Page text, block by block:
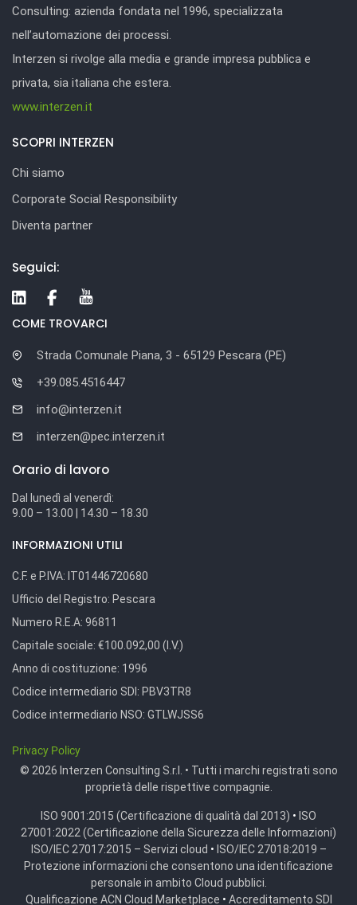
Consulting: azienda fondata nel 1996, specializzata
nell’automazione dei processi.
Interzen si rivolge alla media e grande impresa pubblica e
privata, sia italiana che estera.
www.interzen.it
SCOPRI INTERZEN
Chi siamo
Corporate Social Responsibility
Diventa partner
Seguici:
COME TROVARCI
Strada Comunale Piana, 3 - 65129 Pescara (PE)
+39.085.4516447
info@interzen.it
interzen@pec.interzen.it
Orario di lavoro
Dal lunedì al venerdì:
9.00 – 13.00 | 14.30 – 18.30
INFORMAZIONI UTILI
C.F. e P.IVA: IT01446720680
Ufficio del Registro: Pescara
Numero R.E.A: 96811
Capitale sociale: €100.092,00 (I.V.)
Anno di costituzione: 1996
Codice intermediario SDI: PBV3TR8
Codice intermediario NSO: GTLWJSS6
Privacy Policy
© 2026 Interzen Consulting S.r.l. • Tutti i marchi registrati sono
proprietà delle rispettive compagnie.
ISO 9001:2015 (Certificazione di qualità dal 2013) • ISO
27001:2022 (Certificazione della Sicurezza delle Informazioni)
ISO/IEC 27017:2015 – Servizi cloud • ISO/IEC 27018:2019 –
Protezione informazioni che consentono una identificazione
personale in ambito Cloud pubblici.
Qualificazione ACN Cloud Marketplace • Accreditamento SDI